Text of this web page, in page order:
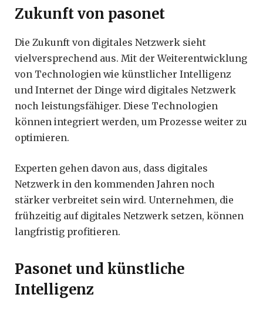
Zukunft von pasonet
Die Zukunft von digitales Netzwerk sieht
vielversprechend aus. Mit der Weiterentwicklung
von Technologien wie künstlicher Intelligenz
und Internet der Dinge wird digitales Netzwerk
noch leistungsfähiger. Diese Technologien
können integriert werden, um Prozesse weiter zu
optimieren.
Experten gehen davon aus, dass digitales
Netzwerk in den kommenden Jahren noch
stärker verbreitet sein wird. Unternehmen, die
frühzeitig auf digitales Netzwerk setzen, können
langfristig profitieren.
Pasonet und künstliche
Intelligenz